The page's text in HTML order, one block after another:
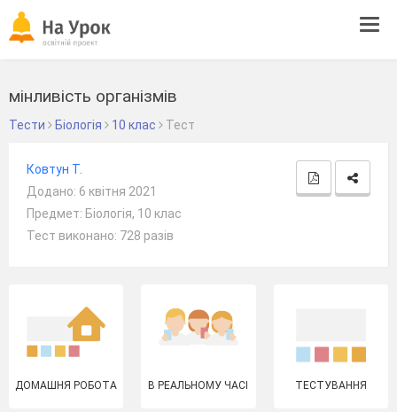
мінливість організмів
Тести Біологія 10 клас Тест
Ковтун Т.
Додано: 6 квітня 2021
Предмет: Біологія, 10 клас
Тест виконано: 728 разів
ДОМАШНЯ РОБОТА В РЕАЛЬНОМУ ЧАСІ ТЕСТУВАННЯ